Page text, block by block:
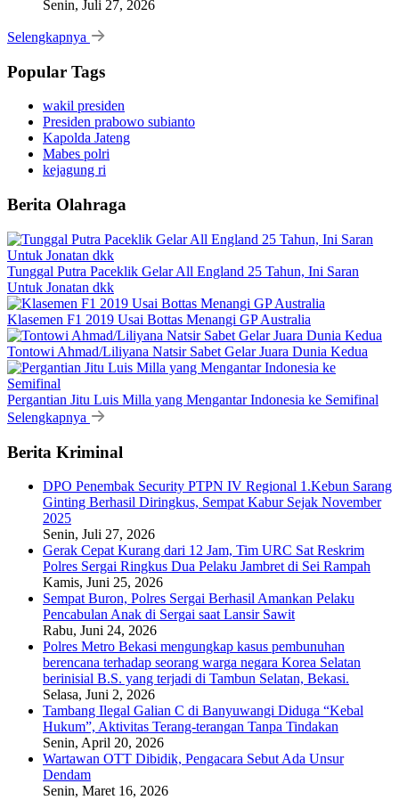
Senin, Juli 27, 2026
Selengkapnya
Popular Tags
wakil presiden
Presiden prabowo subianto
Kapolda Jateng
Mabes polri
kejagung ri
Berita Olahraga
Tunggal Putra Paceklik Gelar All England 25 Tahun, Ini Saran
Untuk Jonatan dkk
Klasemen F1 2019 Usai Bottas Menangi GP Australia
Tontowi Ahmad/Liliyana Natsir Sabet Gelar Juara Dunia Kedua
Pergantian Jitu Luis Milla yang Mengantar Indonesia ke Semifinal
Selengkapnya
Berita Kriminal
DPO Penembak Security PTPN IV Regional 1.Kebun Sarang
Ginting Berhasil Diringkus, Sempat Kabur Sejak November
2025
Senin, Juli 27, 2026
Gerak Cepat Kurang dari 12 Jam, Tim URC Sat Reskrim
Polres Sergai Ringkus Dua Pelaku Jambret di Sei Rampah
Kamis, Juni 25, 2026
Sempat Buron, Polres Sergai Berhasil Amankan Pelaku
Pencabulan Anak di Sergai saat Lansir Sawit
Rabu, Juni 24, 2026
Polres Metro Bekasi mengungkap kasus pembunuhan
berencana terhadap seorang warga negara Korea Selatan
berinisial B.S. yang terjadi di Tambun Selatan, Bekasi.
Selasa, Juni 2, 2026
Tambang Ilegal Galian C di Banyuwangi Diduga “Kebal
Hukum”, Aktivitas Terang-terangan Tanpa Tindakan
Senin, April 20, 2026
Wartawan OTT Dibidik, Pengacara Sebut Ada Unsur
Dendam
Senin, Maret 16, 2026